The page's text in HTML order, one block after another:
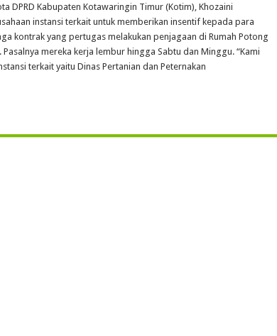
DPRD Kabupaten Kotawaringin Timur (Kotim), Khozaini
instansi terkait untuk memberikan insentif kepada para
kontrak yang pertugas melakukan penjagaan di Rumah Potong
mereka kerja lembur hingga Sabtu dan Minggu. “Kami
terkait yaitu Dinas Pertanian dan Peternakan